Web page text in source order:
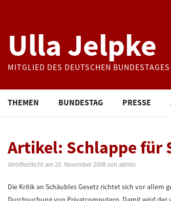
Ulla Jelpke
MITGLIED DES DEUTSCHEN BUNDESTAGES
THEMEN BUNDESTAG PRESSE
Artikel: Schlappe für
Veröffentlicht am 29. November 2008 von admin
Die Kritik an Schäubles Gesetz richtet sich vor allem